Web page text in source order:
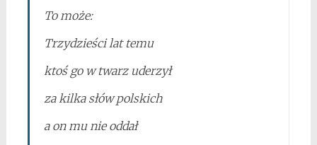
To może:
Trzydzieści lat temu
ktoś go w twarz uderzył
za kilka słów polskich
a on mu nie oddał